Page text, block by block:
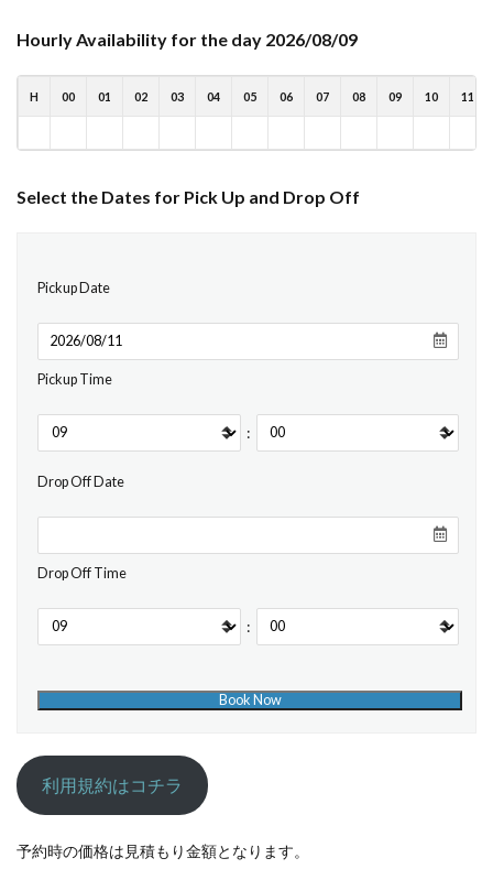
Hourly Availability for the day 2026/08/09
H 00 01 02 03 04 05 06 07 08 09 10 11
Select the Dates for Pick Up and Drop Off
Pickup Date
Pickup Time
:
Drop Off Date
Drop Off Time
:
利用規約はコチラ
予約時の価格は見積もり金額となります。